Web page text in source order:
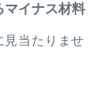
マイナス材料
見当たりませ